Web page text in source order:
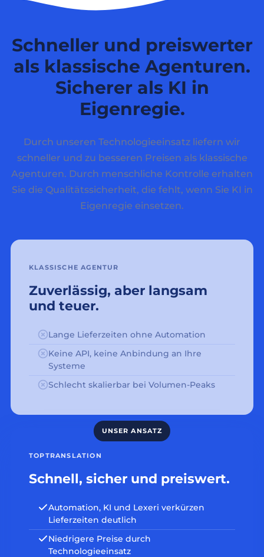
Schneller und preiswerter
als klassische Agenturen.
Sicherer als KI in
Eigenregie.
Durch unseren Technologieeinsatz liefern wir
schneller und zu besseren Preisen als klassische
Agenturen. Durch menschliche Kontrolle erhalten
Sie die Qualitätssicherheit, die fehlt, wenn Sie KI in
Eigenregie einsetzen.
KLASSISCHE AGENTUR
Zuverlässig, aber langsam
und teuer.
Lange Lieferzeiten ohne Automation
Keine API, keine Anbindung an Ihre
Systeme
Schlecht skalierbar bei Volumen-Peaks
TOPTRANSLATION
Schnell, sicher und preiswert.
Automation, KI und Lexeri verkürzen
Lieferzeiten deutlich
Niedrigere Preise durch
Technologieeinsatz